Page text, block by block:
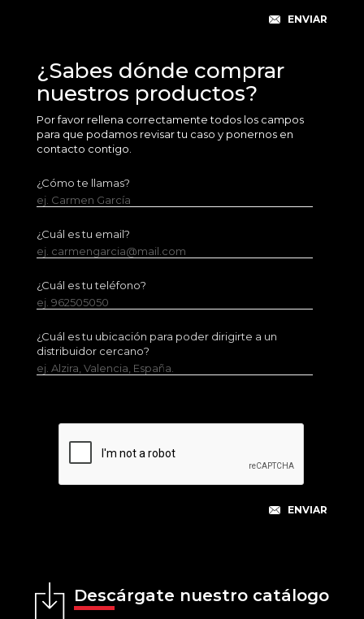
¿Sabes dónde comprar
nuestros productos?
Por favor rellena correctamente todos los campos
para que podamos revisar tu caso y ponernos en
contacto contigo.
¿Cómo te llamas?
ej. Carmen García
¿Cuál es tu email?
ej. carmengarcia@mail.com
¿Cuál es tu teléfono?
ej. 962505050
¿Cuál es tu ubicación para poder dirigirte a un
distribuidor cercano?
ej. Alzira, Valencia, España.
Descárgate nuestro catálogo